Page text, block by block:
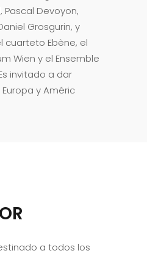
Pascal Devoyon,
Grosgurin, y
cuarteto Ebène, el
Wien y el Ensemble
invitado a dar
y Améric
a todos los